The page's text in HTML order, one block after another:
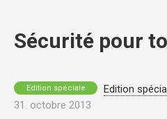
Sécurité pour
Edition spéciale
Edition
31. octobre 2013